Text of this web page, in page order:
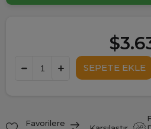
Favorilere